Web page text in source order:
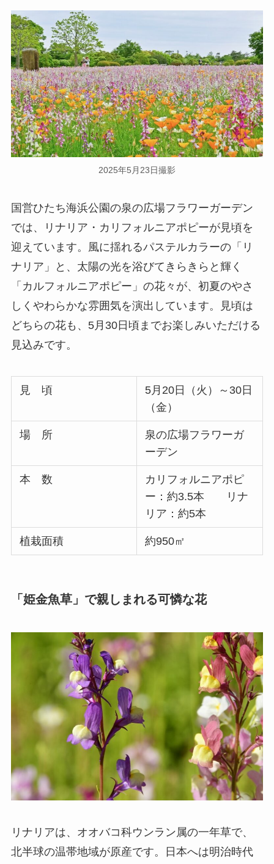
2025年5月23日撮影
国営ひたち海浜公園の泉の広場フラワーガーデン
では、リナリア・カリフォルニアポピーが見頃を
迎えています。風に揺れるパステルカラーの「リ
ナリア」と、太陽の光を浴びてきらきらと輝く
「カルフォルニアポピー」の花々が、初夏のやさ
しくやわらかな雰囲気を演出しています。見頃は
どちらの花も、5月30日頃までお楽しみいただける
見込みです。
見 頃
5月20日（火）～30日
（金）
場 所
泉の広場フラワーガ
ーデン
本 数
カリフォルニアポピ
ー：約3.5本 リナ
リア：約5本
植栽面積 約950㎡
「姫金魚草」で親しまれる可憐な花
リナリアは、オオバコ科ウンラン属の一年草で、
北半球の温帯地域が原産です。日本へは明治時代